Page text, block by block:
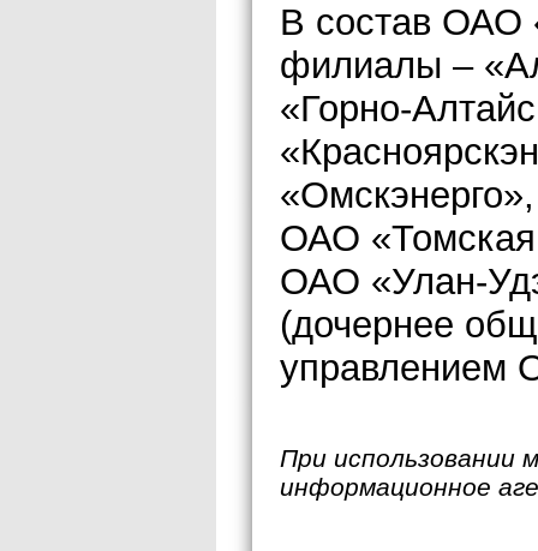
В состав ОАО
филиалы –
«Горно-
ОАО «Томская
ОАО «Улан-
(дочернее
При использовании
информационное